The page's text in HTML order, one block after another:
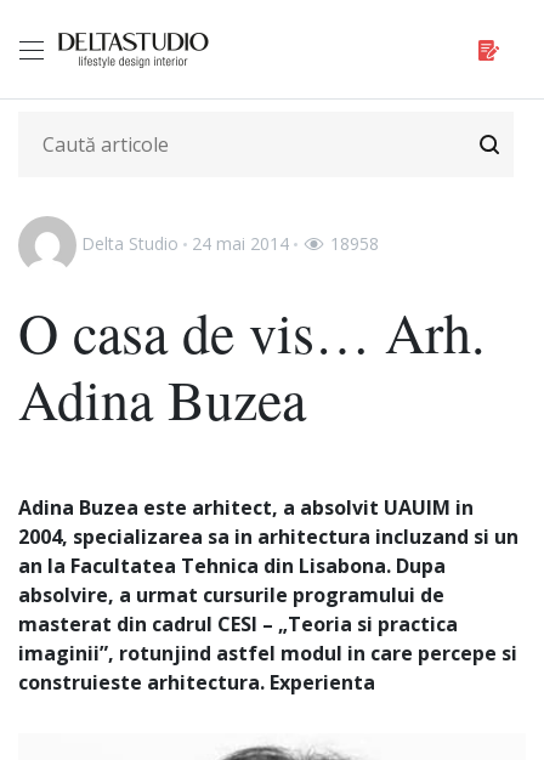
Delta Studio 24 mai 2014 18958
O casa de vis… Arh.
Adina Buzea
Adina Buzea este arhitect, a absolvit UAUIM in
2004, specializarea sa in arhitectura incluzand si un
an la Facultatea Tehnica din Lisabona. Dupa
absolvire, a urmat cursurile programului de
masterat din cadrul CESI – „Teoria si practica
imaginii”, rotunjind astfel modul in care percepe si
construieste arhitectura. Experienta